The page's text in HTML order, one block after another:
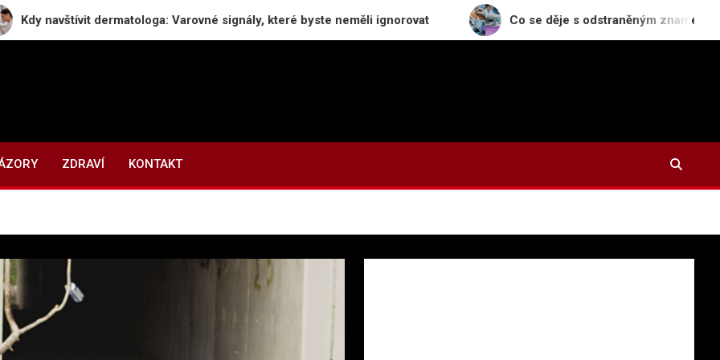
dermatologa: Varovné signály, které byste neměli ignorovat Co se děje s odstraněným znaménkem v
ZDRAVÍ KONTAKT